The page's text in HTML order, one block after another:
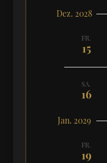
Dez. 2028
FR.
15
SA.
16
Jan. 2029
FR.
19